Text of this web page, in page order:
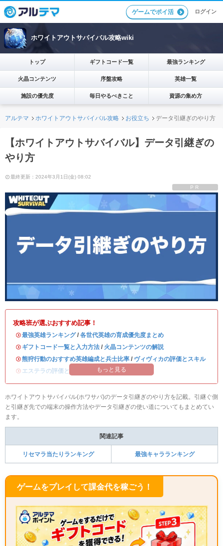
ゲームでポイ活 ログイン
ホワイトアウトサバイバル攻略wiki
トップ ギフトコード一覧 最強ランキング
火晶コンテンツ 序盤攻略 英雄一覧
施設の優先度 毎日やるべきこと 資源の集め方
アルテマ ホワイトアウトサバイバル攻略 お役立ち データ引継ぎのやり方
【ホワイトアウトサバイバル】データ引継ぎの
やり方
最終更新：2024年3月1日(金) 08:02
PR
攻略班が選ぶおすすめ記事！
・最強英雄ランキング/ 各世代英雄の育成優先度まとめ
・ ギフトコード一覧と入力方法 / 火晶コンテンツの解説
・熊狩行動のおすすめ英雄編成と兵士比率 / ヴィヴィカの評価とスキル
・ エステラの評価とスキル ハンクの評価とスキル
もっと見る
ホワイトアウトサバイバル(ホワサバ)のデータ引継ぎのやり方を記載。引継ぐ側
と引継ぎ先での端末の操作方法やデータ引継ぎの使い道についてもまとめてい
ます。
関連記事
リセマラ当たりランキング 最強キャラランキング
ゲームをプレイして課金代を稼ごう！